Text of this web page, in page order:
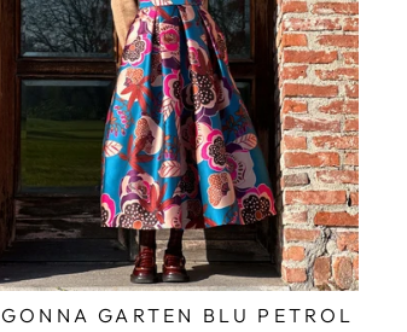
GONNA GARTEN BLU PETROL